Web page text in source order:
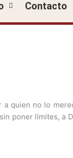
Contacto
a quien no lo
poner límites, a